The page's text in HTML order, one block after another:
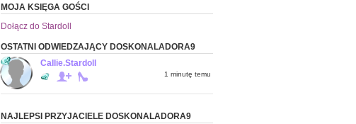
MOJA KSIĘGA GOŚCI
Dołącz do Stardoll
OSTATNI ODWIEDZAJĄCY DOSKONALADORA9
Callie.Stardoll
1 minutę temu
NAJLEPSI PRZYJACIELE DOSKONALADORA9